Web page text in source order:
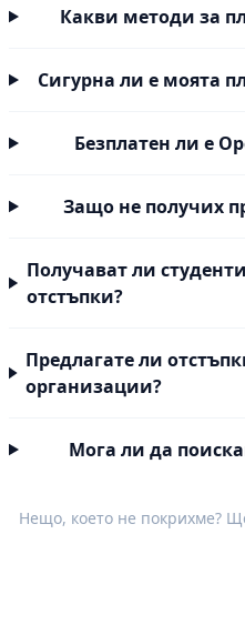
Какви методи за
Сигурна ли е моята
Безплатен ли е
Защо не получих
Получават ли
отстъпки?
Предлагате ли
организации?
Мога ли да
Нещо, което не покрихме?